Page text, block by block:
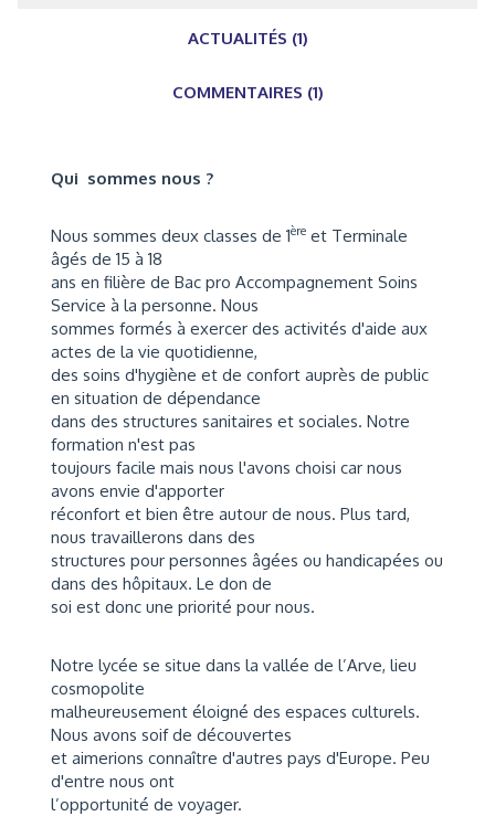
ACTUALITÉS (1)
COMMENTAIRES (1)
Qui sommes nous ?
Nous sommes deux classes de 1ère et Terminale
âgés de 15 à 18
ans en filière de Bac pro Accompagnement Soins
Service à la personne. Nous
sommes formés à exercer des activités d'aide aux
actes de la vie quotidienne,
des soins d'hygiène et de confort auprès de public
en situation de dépendance
dans des structures sanitaires et sociales. Notre
formation n'est pas
toujours facile mais nous l'avons choisi car nous
avons envie d'apporter
réconfort et bien être autour de nous. Plus tard,
nous travaillerons dans des
structures pour personnes âgées ou handicapées ou
dans des hôpitaux. Le don de
soi est donc une priorité pour nous.
Notre lycée se situe dans la vallée de l’Arve, lieu
cosmopolite
malheureusement éloigné des espaces culturels.
Nous avons soif de découvertes
et aimerions connaître d'autres pays d'Europe. Peu
d'entre nous ont
l’opportunité de voyager.